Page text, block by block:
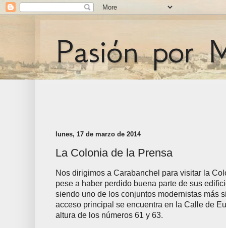
Pasión por
lunes, 17 de marzo de 2014
La Colonia de la Prensa
Nos dirigimos a Carabanchel para visitar la
pese a haber perdido buena parte de sus
siendo uno de los conjuntos modernistas más
acceso principal se encuentra en la Calle de
altura de los números 61 y 63.